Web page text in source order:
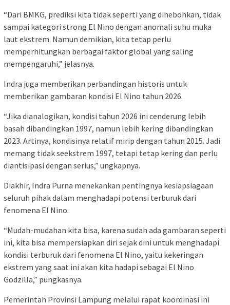
“Dari BMKG, prediksi kita tidak seperti yang dihebohkan, tidak
sampai kategori strong El Nino dengan anomali suhu muka
laut ekstrem. Namun demikian, kita tetap perlu
memperhitungkan berbagai faktor global yang saling
mempengaruhi,” jelasnya.
Indra juga memberikan perbandingan historis untuk
memberikan gambaran kondisi El Nino tahun 2026.
“Jika dianalogikan, kondisi tahun 2026 ini cenderung lebih
basah dibandingkan 1997, namun lebih kering dibandingkan
2023. Artinya, kondisinya relatif mirip dengan tahun 2015. Jadi
memang tidak seekstrem 1997, tetapi tetap kering dan perlu
diantisipasi dengan serius,” ungkapnya.
Diakhir, Indra Purna menekankan pentingnya kesiapsiagaan
seluruh pihak dalam menghadapi potensi terburuk dari
fenomena El Nino.
“Mudah-mudahan kita bisa, karena sudah ada gambaran seperti
ini, kita bisa mempersiapkan diri sejak dini untuk menghadapi
kondisi terburuk dari fenomena El Nino, yaitu kekeringan
ekstrem yang saat ini akan kita hadapi sebagai El Nino
Godzilla,” pungkasnya.
Pemerintah Provinsi Lampung melalui rapat koordinasi ini